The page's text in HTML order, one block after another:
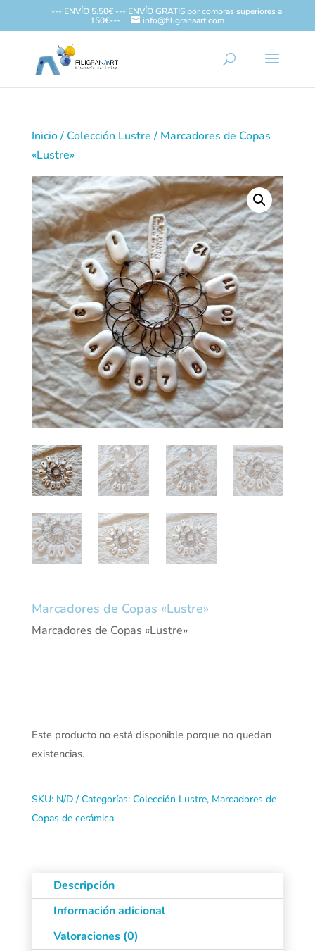
--- ENVÍO 5.50€ --- ENVÍO GRATIS por compras superiores a
150€---
info@filigranaart.com
Inicio/ Colección Lustre / Marcadores de Copas
«Lustre»
Marcadores de Copas «Lustre»
Marcadores de Copas «Lustre»
Este producto no está disponible porque no quedan
existencias.
SKU: N/D Categorías: Colección Lustre, Marcadores de
Copas de cerámica
Descripción
Información adicional
Valoraciones (0)